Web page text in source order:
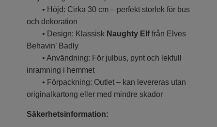
• Höjd: Cirka 30 cm – perfekt storlek för bus
och dekoration
• Design: Klassisk Naughty Elffrån Elves
Behavin’ Badly
• Användning: För julbus, pynt och lekfull
inramning i hemmet
• Förpackning: Outlet – kan levereras utan
originalkartong eller med mindre skador
Säkerhetsinformation: